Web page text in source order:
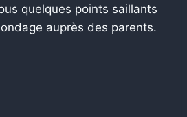
quelques points saillants
auprès des parents.